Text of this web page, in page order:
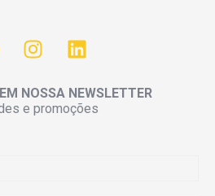
NOSSA NEWSLETTER
e promoções